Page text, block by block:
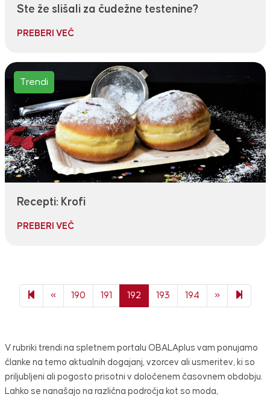
Ste že slišali za čudežne testenine?
PREBERI VEČ
Trendi
Recepti: Krofi
PREBERI VEČ
«Previous page
190 191 192 193 194 »Next page
V rubriki trendi na spletnem portalu OBALAplus vam ponujamo
članke na temo aktualnih dogajanj, vzorcev ali usmeritev, ki so
priljubljeni ali pogosto prisotni v določenem časovnem obdobju.
Lahko se nanašajo na različna področja kot so moda,